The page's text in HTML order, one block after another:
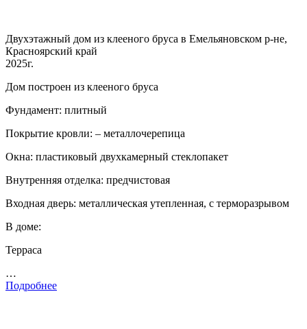
Двухэтажный дом из клееного бруса в Емельяновском р-не,
Красноярский край
2025г.
Дом построен из клееного бруса
Фундамент: плитный
Покрытие кровли: – металлочерепица
Окна: пластиковый двухкамерный стеклопакет
Внутренняя отделка: предчистовая
Входная дверь: металлическая утепленная, с терморазрывом
В доме:
Терраса
…
Подробнее